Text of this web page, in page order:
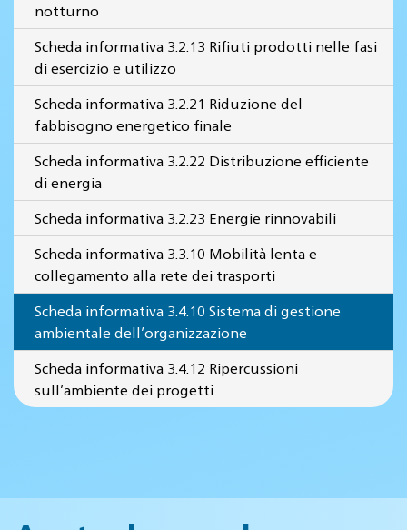
notturno
Scheda informativa 3.2.13 Rifiuti prodotti nelle fasi
di esercizio e utilizzo
Scheda informativa 3.2.21 Riduzione del
fabbisogno energetico finale
Scheda informativa 3.2.22 Distribuzione efficiente
di energia
Scheda informativa 3.2.23 Energie rinnovabili
Scheda informativa 3.3.10 Mobilità lenta e
collegamento alla rete dei trasporti
Scheda informativa 3.4.10 Sistema di gestione
ambientale dell’organizzazione
Scheda informativa 3.4.12 Ripercussioni
sull’ambiente dei progetti